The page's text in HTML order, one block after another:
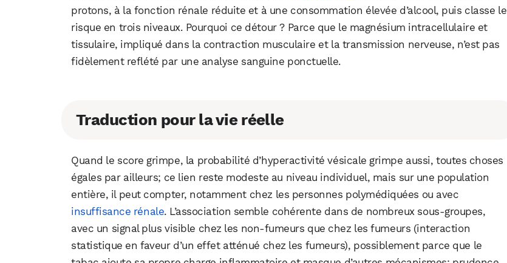
protons, à la fonction rénale réduite et à une consommation élevée d’alcool, puis classe le
risque en trois niveaux. Pourquoi ce détour ? Parce que le magnésium intracellulaire et
tissulaire, impliqué dans la contraction musculaire et la transmission nerveuse, n’est pas
fidèlement reflété par une analyse sanguine ponctuelle.
Traduction pour la vie réelle
Quand le score grimpe, la probabilité d’hyperactivité vésicale grimpe aussi, toutes choses
égales par ailleurs; ce lien reste modeste au niveau individuel, mais sur une population
entière, il peut compter, notamment chez les personnes polymédiquées ou avec
insuffisance rénale. L’association semble cohérente dans de nombreux sous‑groupes,
avec un signal plus visible chez les non‑fumeurs que chez les fumeurs (interaction
statistique en faveur d’un effet atténué chez les fumeurs), possiblement parce que le
Telegram